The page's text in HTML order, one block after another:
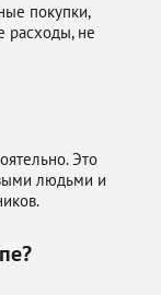
покупки,
расходы, не
Это
людьми и